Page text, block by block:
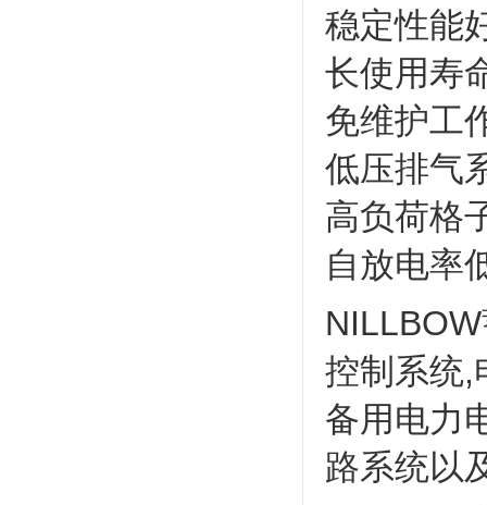
稳定性能
长使用寿
免维护工
低压排气
高负荷格
自放电率
控制系统,
备用电力
路系统以